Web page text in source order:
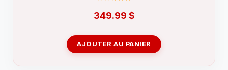
349.99 $
AJOUTER AU PANIER